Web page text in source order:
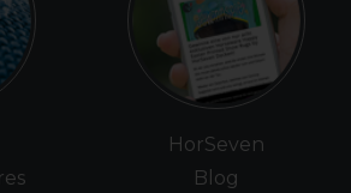
HorSeven
Blog